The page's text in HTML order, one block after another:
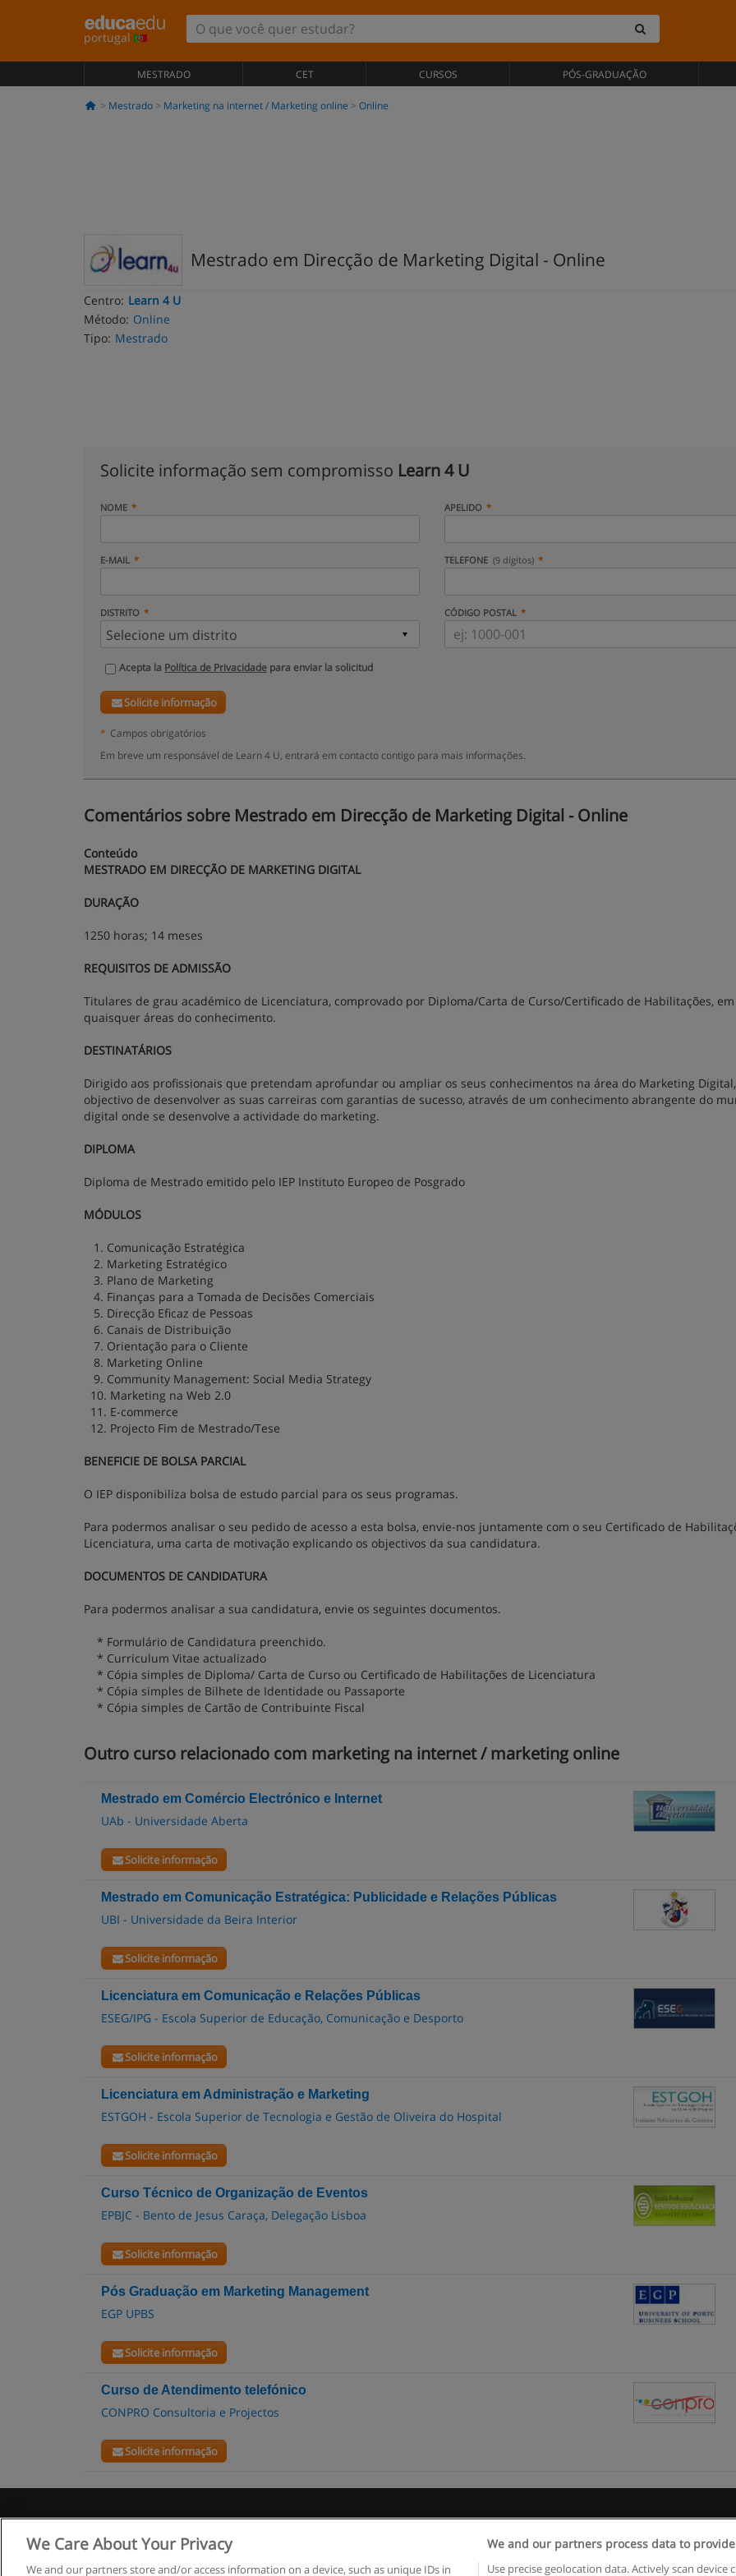
portugal
MESTRADO CET CURSOS PÓS-GRADUAÇÃO
Mestrado Marketing na internet / Marketing online Online
Mestrado em Direcção de Marketing Digital - Online
Centro: Learn 4 U
Método: Online
Tipo: Mestrado
Solicite informação sem compromisso Learn 4 U
NOME APELIDO
E-MAIL TELEFONE (9 dígitos)
DISTRITO CÓDIGO POSTAL
Acepta la Política de Privacidade para enviar la solicitud
Solicite informação
* Campos obrigatórios
Em breve um responsável de Learn 4 U, entrará em contacto contigo para mais informações.
Comentários sobre Mestrado em Direcção de Marketing Digital - Online
Conteúdo
MESTRADO EM DIRECÇÃO DE MARKETING DIGITAL
DURAÇÃO
1250 horas; 14 meses
REQUISITOS DE ADMISSÃO
Titulares de grau académico de Licenciatura, comprovado por Diploma/Carta de Curso/Certificado de Habilitações, em
quaisquer áreas do conhecimento.
DESTINATÁRIOS
Dirigido aos profissionais que pretendam aprofundar ou ampliar os seus conhecimentos na área do Marketing
objectivo de desenvolver as suas carreiras com garantias de sucesso, através de um conhecimento abrangente do
digital onde se desenvolve a actividade do marketing.
DIPLOMA
Diploma de Mestrado emitido pelo IEP Instituto Europeo de Posgrado
MÓDULOS
1. Comunicação Estratégica
2. Marketing Estratégico
3. Plano de Marketing
4. Finanças para a Tomada de Decisões Comerciais
5. Direcção Eficaz de Pessoas
6. Canais de Distribuição
7. Orientação para o Cliente
8. Marketing Online
9. Community Management: Social Media Strategy
10. Marketing na Web 2.0
11. E-commerce
12. Projecto Fim de Mestrado/Tese
BENEFICIE DE BOLSA PARCIAL
O IEP disponibiliza bolsa de estudo parcial para os seus programas.
Para podermos analisar o seu pedido de acesso a esta bolsa, envie-nos juntamente com o seu Certificado de
Licenciatura, uma carta de motivação explicando os objectivos da sua candidatura.
DOCUMENTOS DE CANDIDATURA
Para podermos analisar a sua candidatura, envie os seguintes documentos.
* Formulário de Candidatura preenchido.
* Curriculum Vitae actualizado
* Cópia simples de Diploma/ Carta de Curso ou Certificado de Habilitações de Licenciatura
* Cópia simples de Bilhete de Identidade ou Passaporte
* Cópia simples de Cartão de Contribuinte Fiscal
Outro curso relacionado com marketing na internet / marketing online
Mestrado em Comércio Electrónico e Internet
UAb - Universidade Aberta
Solicite informação
Mestrado em Comunicação Estratégica: Publicidade e Relações Públicas
UBI - Universidade da Beira Interior
Solicite informação
Licenciatura em Comunicação e Relações Públicas
ESEG/IPG - Escola Superior de Educação, Comunicação e Desporto
Solicite informação
Licenciatura em Administração e Marketing
ESTGOH - Escola Superior de Tecnologia e Gestão de Oliveira do Hospital
Solicite informação
Curso Técnico de Organização de Eventos
EPBJC - Bento de Jesus Caraça, Delegação Lisboa
Solicite informação
Pós Graduação em Marketing Management
EGP UPBS
Solicite informação
Curso de Atendimento telefónico
CONPRO Consultoria e Projectos
Solicite informação
Copyright © Educaedu Business S.L. - CIF : B-95610580: - www.educaedu.com.pt
We Care About Your Privacy
We and our partners store and/or access information on a device, such as unique IDs in
We and our partners process data to
Use precise geolocation data. Actively scan device